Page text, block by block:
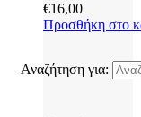
€16,00
Προσθήκη στο
Αναζήτηση για: